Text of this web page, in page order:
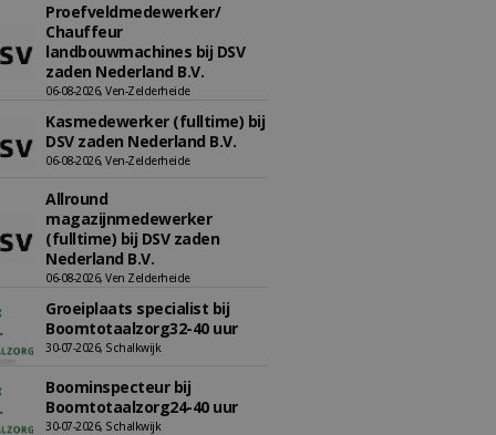
Proefveldmedewerker/
Chauffeur
landbouwmachines bij DSV
zaden Nederland B.V.
06-08-2026, Ven-Zelderheide
Kasmedewerker (fulltime) bij
DSV zaden Nederland B.V.
06-08-2026, Ven-Zelderheide
Allround
magazijnmedewerker
(fulltime) bij DSV zaden
Nederland B.V.
06-08-2026, Ven Zelderheide
Groeiplaats specialist bij
Boomtotaalzorg32-40 uur
30-07-2026, Schalkwijk
Boominspecteur bij
Boomtotaalzorg24-40 uur
30-07-2026, Schalkwijk